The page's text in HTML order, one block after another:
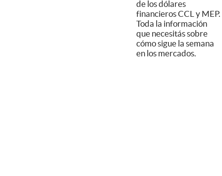
de los dólares
financieros CCL y MEP.
Toda la información
que necesitás sobre
cómo sigue la semana
en los mercados.